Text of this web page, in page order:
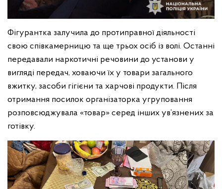
Фігурантка залучила до протиправної діяльності
свою співкамерницю та ще трьох осіб із волі. Останні
передавали наркотичні речовини до установи у
вигляді передач, ховаючи їх у товари загального
вжитку, засоби гігієни та харчові продукти. Після
отримання посилок організаторка угруповання
розповсюджувала «товар» серед інших ув’язнених за
готівку.